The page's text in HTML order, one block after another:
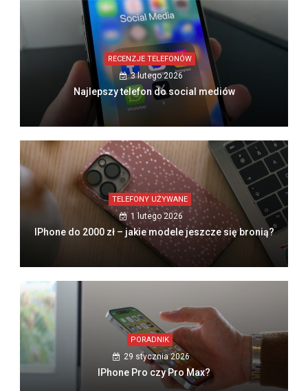
RECENZJE TELEFONÓW
3 lutego 2026
Najlepszy telefon do social mediów
TELEFONY UŻYWANE
1 lutego 2026
IPhone do 2000 zł – jakie modele jeszcze się bronią?
PORADNIK
29 stycznia 2026
IPhone Pro czy Pro Max?